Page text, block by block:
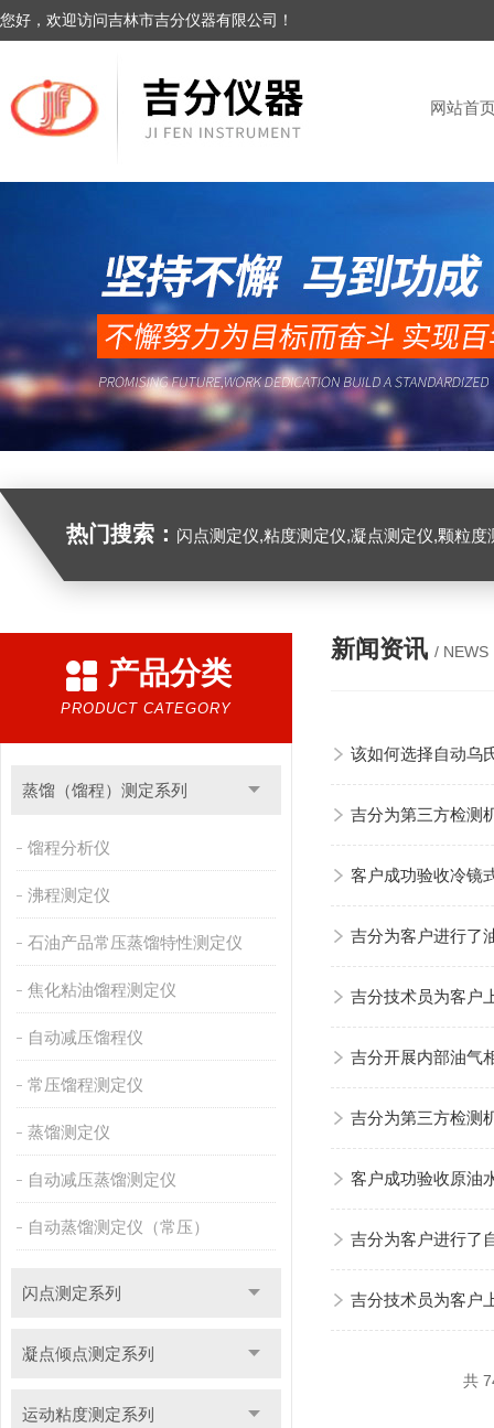
您好，欢迎访问吉林市吉分仪器有限公司！
网站首
热门搜索： 闪点测定仪,粘度测定仪,凝点测定仪,颗粒
产品分类
PRODUCT CATEGORY
蒸馏（馏程）测定系列
馏程分析仪
沸程测定仪
石油产品常压蒸馏特性测定仪
焦化粘油馏程测定仪
自动减压馏程仪
常压馏程测定仪
蒸馏测定仪
自动减压蒸馏测定仪
自动蒸馏测定仪（常压）
闪点测定系列
凝点倾点测定系列
运动粘度测定系列
新闻资讯 / NEWS
该如何选择自动乌
吉分为第三方检测
客户成功验收冷镜
吉分为客户进行了
吉分技术员为客户
吉分开展内部油气
吉分为第三方检测
客户成功验收原油
吉分为客户进行了
吉分技术员为客户
共